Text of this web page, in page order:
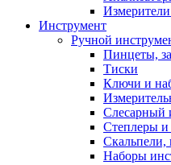
Измерители
Инструмент
Ручной
Пинцеты,
Тиски
Ключи и
Слесарный
Степлеры и
Наборы